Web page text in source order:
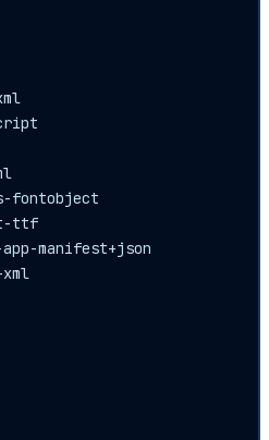
fontobject
ttf
manifest+json